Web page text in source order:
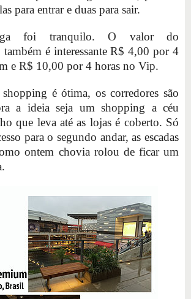
para entrar e duas para sair.
foi tranquilo. O valor do
também é interessante R$ 4,00 por 4
e R$ 10,00 por 4 horas no Vip.
é ótima, os corredores são
a ideia seja um shopping a céu
que leva até as lojas é coberto. Só
para o segundo andar, as escadas
ontem chovia rolou de ficar um